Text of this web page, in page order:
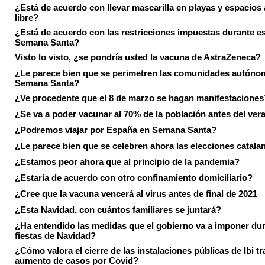
¿Está de acuerdo con llevar mascarilla en playas y espacios
libre?
¿Está de acuerdo con las restricciones impuestas durante
Semana Santa?
Visto lo visto, ¿se pondría usted la vacuna de AstraZeneca?
¿Le parece bien que se perimetren las comunidades
Semana Santa?
¿Ve procedente que el 8 de marzo se hagan
¿Se va a poder vacunar al 70% de la población antes del
¿Podremos viajar por España en Semana Santa?
¿Le parece bien que se celebren ahora las elecciones
¿Estamos peor ahora que al principio de la pandemia?
¿Estaría de acuerdo con otro confinamiento domiciliario?
¿Cree que la vacuna vencerá al virus antes de final de 2021
¿Esta Navidad, con cuántos familiares se juntará?
¿Ha entendido las medidas que el gobierno va a imponer
fiestas de Navidad?
¿Cómo valora el cierre de las instalaciones públicas de Ibi
aumento de casos por Covid?